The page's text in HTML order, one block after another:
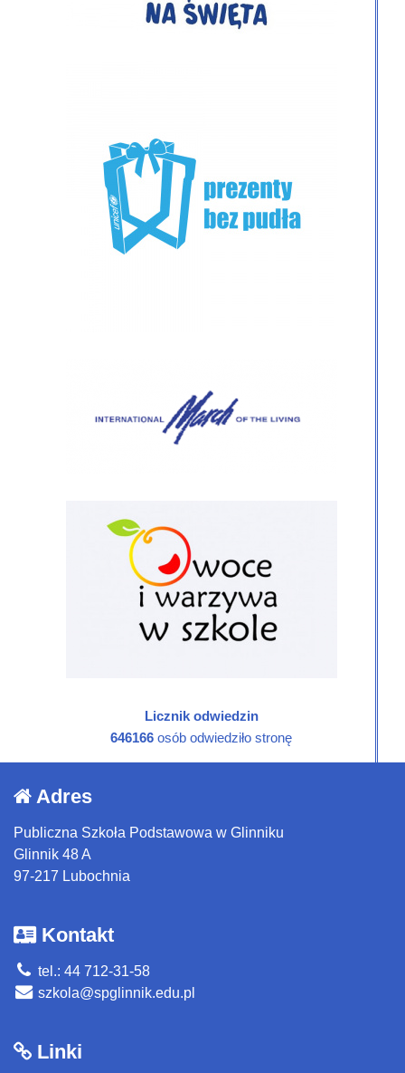
Licznik odwiedzin
646166 osób odwiedziło stronę
Adres
Publiczna Szkoła Podstawowa w Glinniku
Glinnik 48 A
97-217 Lubochnia
Kontakt
tel.: 44 712-31-58
szkola@spglinnik.edu.pl
Linki